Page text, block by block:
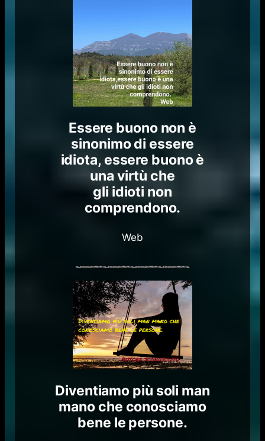
Essere buono non è
sinonimo di essere
idiota, essere buono è
una virtù che
gli idioti non
comprendono.
Web
Diventiamo più soli man
mano che conosciamo
bene le persone.